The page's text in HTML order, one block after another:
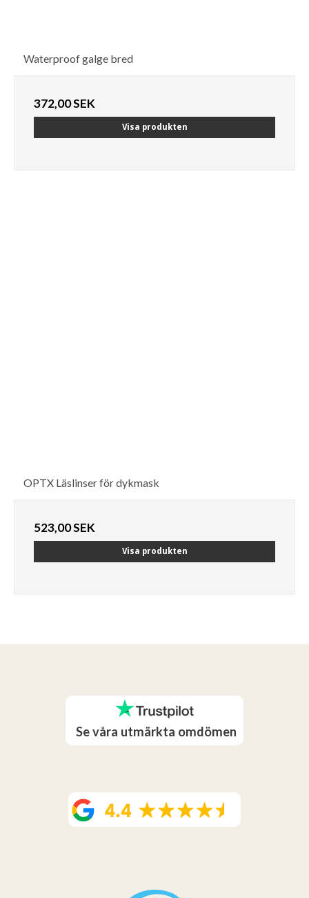
Waterproof galge bred
372,00 SEK
Visa produkten
OPTX Läslinser för dykmask
523,00 SEK
Visa produkten
Se våra utmärkta omdömen